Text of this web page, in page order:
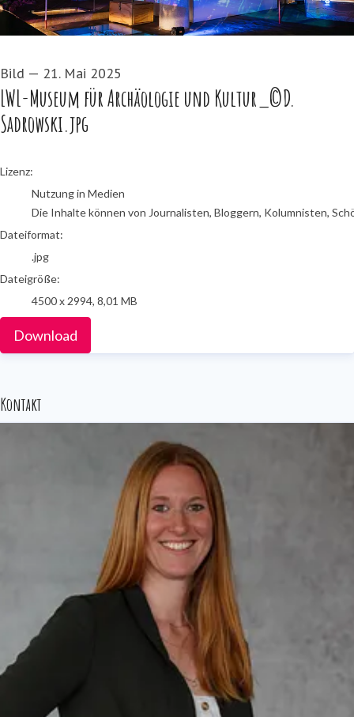
Bild — 21. Mai 2025
LWL-Museum für Archäologie und Kultur_©D.
Sadrowski.jpg
go to media item
Lizenz:
Nutzung in Medien
Die Inhalte können von Journalisten, Bloggern, Kolumnisten,
Dateiformat:
.jpg
Dateigröße:
4500 x 2994, 8,01 MB
Download
Kontakt